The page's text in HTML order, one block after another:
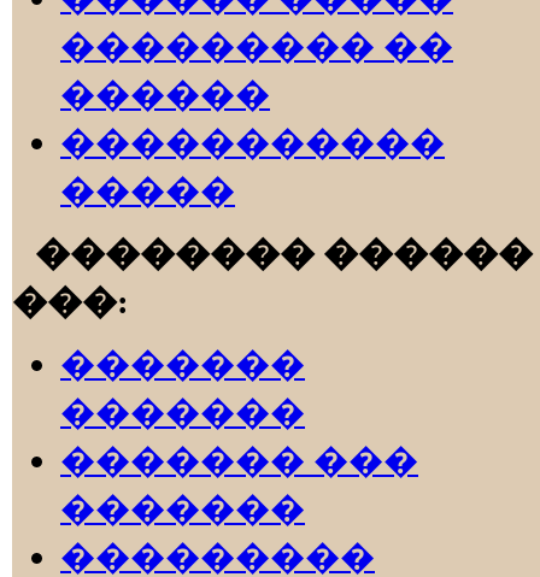
��������� ��
������
�����������
�����
�������� ������
���:
�������
�������
������� ���
�������
���������